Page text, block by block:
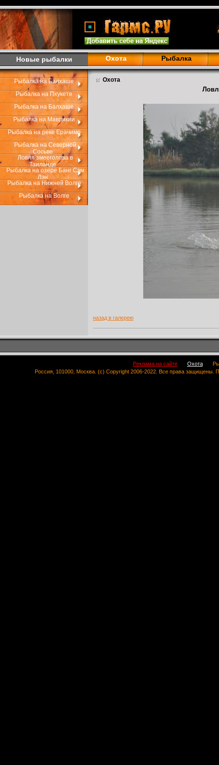
Новые рыбалки Охота Рыбалка
Рыбалка на Балхаше
Рыбалка на Пхукете
Рыбалка на Балхаше
Рыбалка на Маврикии
Рыбалка на реке Ерачимо
Рыбалка на Северной
Сосьве
Ловля змееголова в
Таиланде
Рыбалка на озере Банг Сэм
Лэн
Рыбалка на Нижней Волге
Рыбалка на Волге
Охота
назад в галерею
Реклама на сайте Охота
Россия, 101000, Москва. (c) Copyright 2006-2022. Все права защищены.